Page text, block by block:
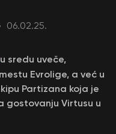
06.02.25.
u sredu uveče,
Evrolige, a već u
Partizana koja je
gostovanju Virtusu u